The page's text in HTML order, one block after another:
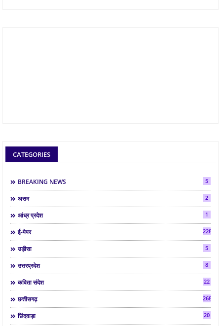
CATEGORIES
BREAKING NEWS 5
असम 2
आंध्र प्रदेश 1
ई-पेपर 2286
उड़ीसा 5
उत्तरप्रदेश 8
कविता संदेश 22
छत्तीसगढ़ 268
छिंदवाड़ा 20